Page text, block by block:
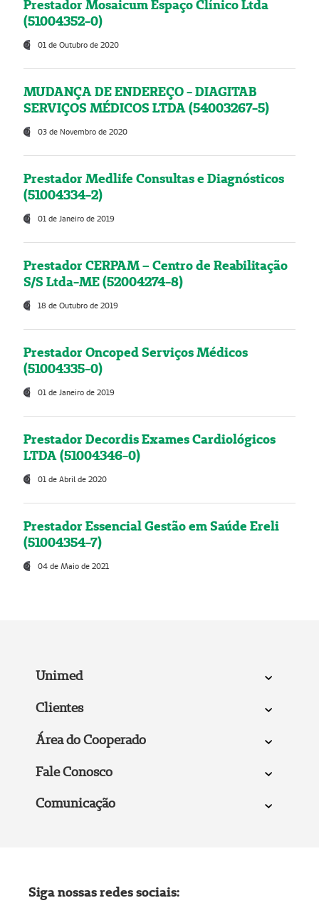
Prestador Mosaicum Espaço Clínico Ltda
(51004352-0)
01 de Outubro de 2020
MUDANÇA DE ENDEREÇO - DIAGITAB
SERVIÇOS MÉDICOS LTDA (54003267-5)
03 de Novembro de 2020
Prestador Medlife Consultas e Diagnósticos
(51004334-2)
01 de Janeiro de 2019
Prestador CERPAM – Centro de Reabilitação
S/S Ltda-ME (52004274-8)
18 de Outubro de 2019
Prestador Oncoped Serviços Médicos
(51004335-0)
01 de Janeiro de 2019
Prestador Decordis Exames Cardiológicos
LTDA (51004346-0)
01 de Abril de 2020
Prestador Essencial Gestão em Saúde Ereli
(51004354-7)
04 de Maio de 2021
Unimed
Clientes
Área do Cooperado
Fale Conosco
Comunicação
Siga nossas redes sociais: